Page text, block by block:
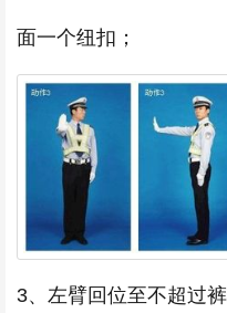
面一个纽扣；
3、左臂回位至不超过